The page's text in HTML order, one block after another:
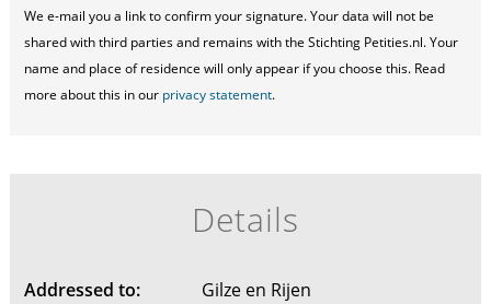
We e-mail you a link to confirm your signature. Your data will not be
shared with third parties and remains with the Stichting Petities.nl. Your
name and place of residence will only appear if you choose this. Read
more about this in our privacy statement.
Details
Addressed to:
Gilze en Rijen